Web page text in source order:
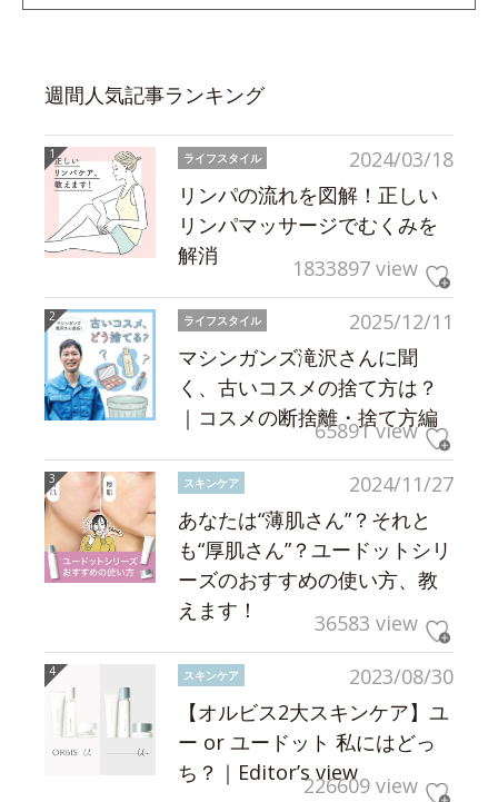
週間人気記事ランキング
2024/03/18
ライフスタイル
リンパの流れを図解！正しい
リンパマッサージでむくみを
解消
1833897 view
2025/12/11
ライフスタイル
マシンガンズ滝沢さんに聞
く、古いコスメの捨て方は？
｜コスメの断捨離・捨て方編
65891 view
2024/11/27
スキンケア
あなたは“薄肌さん”？それと
も“厚肌さん”？ユードットシリ
ーズのおすすめの使い方、教
えます！
36583 view
2023/08/30
スキンケア
【オルビス2大スキンケア】ユ
ー or ユードット 私にはどっ
ち？｜Editor’s view226609 view